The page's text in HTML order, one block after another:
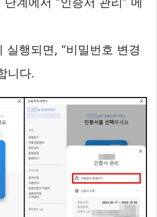
실행되면, “비밀번호 변경
니다.